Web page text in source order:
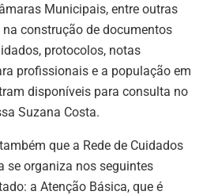
Municipais, entre outras
na construção de documentos
protocolos, notas
profissionais e a população em
disponíveis para consulta no
Suzana Costa.
que a Rede de Cuidados
se organiza nos seguintes
a Atenção Básica, que é